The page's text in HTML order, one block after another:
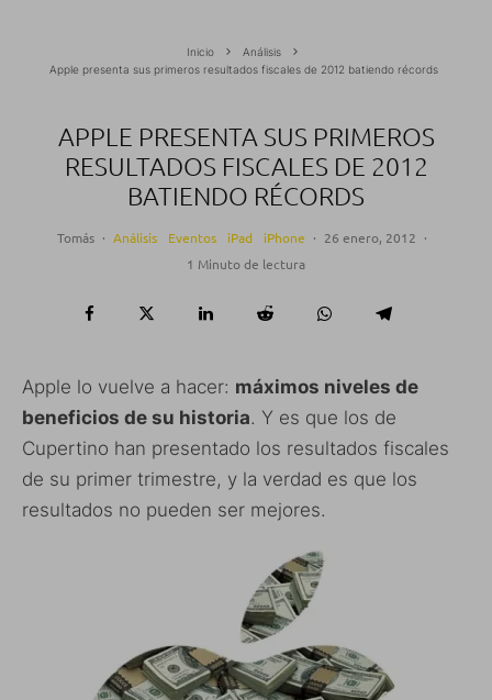
Inicio
Análisis
Apple presenta sus primeros resultados fiscales de 2012 batiendo récords
APPLE PRESENTA SUS PRIMEROS
RESULTADOS FISCALES DE 2012
BATIENDO RÉCORDS
Tomás · Análisis Eventos iPad iPhone · 26 enero, 2012 ·
1 Minuto de lectura
Apple lo vuelve a hacer: máximos niveles de
beneficios de su historia. Y es que los de
Cupertino han presentado los resultados fiscales
de su primer trimestre, y la verdad es que los
resultados no pueden ser mejores.